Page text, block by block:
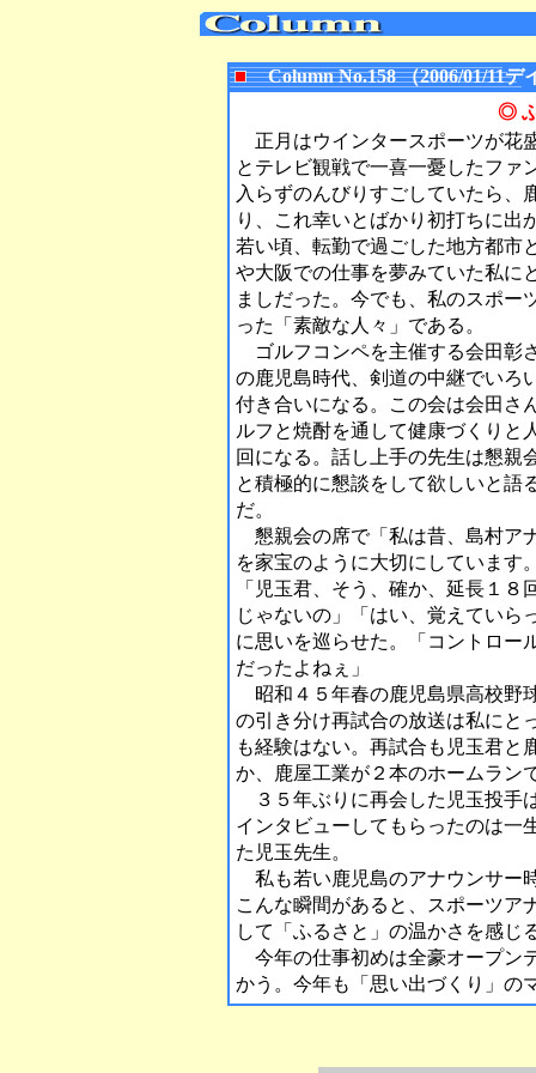
Column No.158 （2006/01/11デ
◎
正月はウインタースポーツが花
とテレビ観戦で一喜一憂したファ
入らずのんびりすごしていたら、
り、これ幸いとばかり初打ちに出
若い頃、転勤で過ごした地方都市
や大阪での仕事を夢みていた私に
ましだった。今でも、私のスポー
った「素敵な人々」である。
ゴルフコンペを主催する会田彰
の鹿児島時代、剣道の中継でいろ
付き合いになる。この会は会田さ
ルフと焼酎を通して健康づくりと
回になる。話し上手の先生は懇親
と積極的に懇談をして欲しいと語
だ。
懇親会の席で「私は昔、島村ア
を家宝のように大切にしています
「児玉君、そう、確か、延長１
じゃないの」「はい、覚えていら
に思いを巡らせた。「コントロー
だったよねぇ」
昭和４５年春の鹿児島県高校野
の引き分け再試合の放送は私にと
も経験はない。再試合も児玉君と
か、鹿屋工業が２本のホームラン
３５年ぶりに再会した児玉投手
インタビューしてもらったのは一
た児玉先生。
私も若い鹿児島のアナウンサー
こんな瞬間があると、スポーツア
して「ふるさと」の温かさを感じ
今年の仕事初めは全豪オープン
かう。今年も「思い出づくり」の